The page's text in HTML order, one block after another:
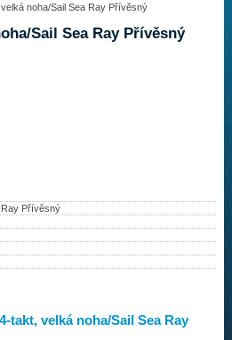
noha/Sail Sea Ray Přívěsný
Sail Sea Ray Přívěsný
Ray Přívěsný
takt, velká noha/Sail Sea Ray